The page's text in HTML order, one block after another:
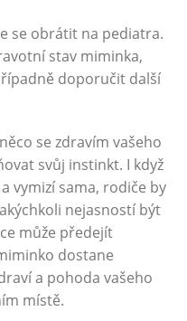
se obrátit na pediatra.
stav miminka,
doporučit další
se zdravím vašeho
svůj instinkt. I když
vymizí sama, rodiče by
nejasností být
může předejít
dostane
a pohoda vašeho
místě.